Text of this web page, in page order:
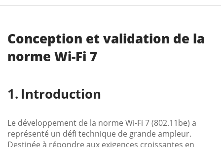
Conception et validation de la
norme Wi-Fi 7
Introduction
Le développement de la norme Wi-Fi 7 (802.11be) a
représenté un défi technique de grande ampleur.
Destinée à répondre aux exigences croissantes en